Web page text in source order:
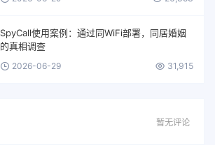
SpyCall使用案例：通过同WiFi部署，同居婚姻
的真相调查
2026-06-29 31,915
暂无评论